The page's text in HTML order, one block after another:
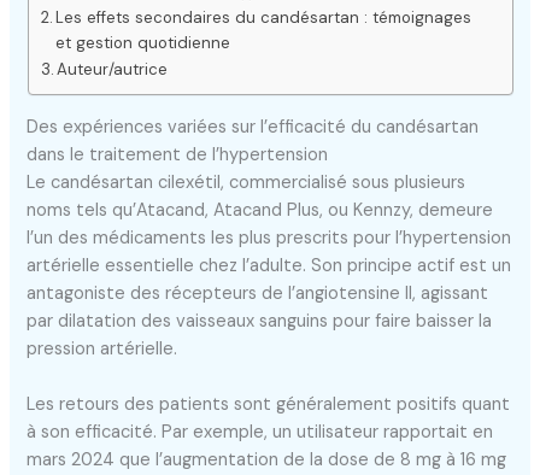
Les effets secondaires du candésartan : témoignages
et gestion quotidienne
Auteur/autrice
Des expériences variées sur l’efficacité du candésartan
dans le traitement de l’hypertension
Le candésartan cilexétil, commercialisé sous plusieurs
noms tels qu’Atacand, Atacand Plus, ou Kennzy, demeure
l’un des médicaments les plus prescrits pour l’hypertension
artérielle essentielle chez l’adulte. Son principe actif est un
antagoniste des récepteurs de l’angiotensine II, agissant
par dilatation des vaisseaux sanguins pour faire baisser la
pression artérielle.
Les retours des patients sont généralement positifs quant
à son efficacité. Par exemple, un utilisateur rapportait en
mars 2024 que l’augmentation de la dose de 8 mg à 16 mg